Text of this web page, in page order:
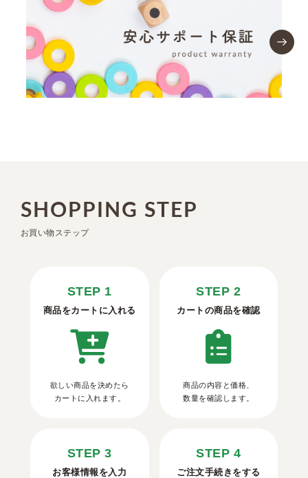
SHOPPING STEP
お買い物ステップ
STEP 1
商品をカートに入れる
欲しい商品を決めたら
カートに入れます。
STEP 2
カートの商品を確認
商品の内容と価格、
数量を確認します。
STEP 3
お客様情報を入力
STEP 4
ご注文手続きをする